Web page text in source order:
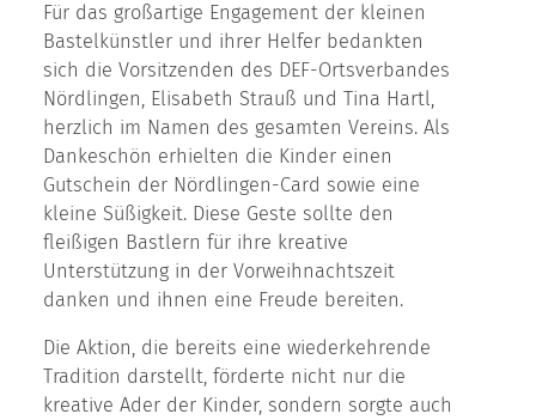
Für das großartige Engagement der kleinen
Bastelkünstler und ihrer Helfer bedankten
sich die Vorsitzenden des DEF-Ortsverbandes
Nördlingen, Elisabeth Strauß und Tina Hartl,
herzlich im Namen des gesamten Vereins. Als
Dankeschön erhielten die Kinder einen
Gutschein der Nördlingen-Card sowie eine
kleine Süßigkeit. Diese Geste sollte den
fleißigen Bastlern für ihre kreative
Unterstützung in der Vorweihnachtszeit
danken und ihnen eine Freude bereiten.
Die Aktion, die bereits eine wiederkehrende
Tradition darstellt, förderte nicht nur die
kreative Ader der Kinder, sondern sorgte auch